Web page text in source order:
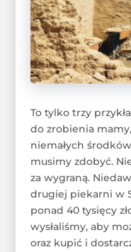
To tylko trzy
do zrobienia
niemałych
musimy zdobyć.
za wygraną.
drugiej piekarni w
ponad 40 tysięcy
wysłaliśmy, aby
oraz kupić i